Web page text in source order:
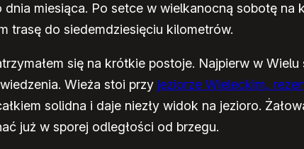
miesiąca. Po setce w wielkanocną sobotę na
trasę do siedemdziesięciu kilometrów.
się na krótkie postoje. Najpierw w
Wieża stoi przy jeziorze Wieleckim,
solidna i daje niezły widok na jezioro.
już w sporej odległości od brzegu.